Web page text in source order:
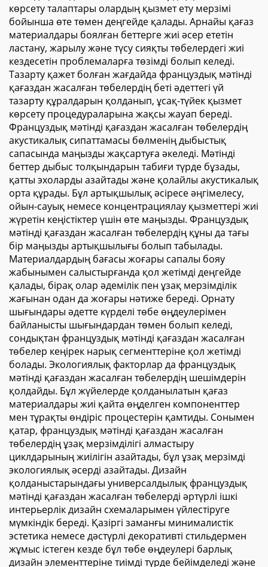
көрсету талаптары олардың қызмет ету мерзімі
бойынша өте төмен деңгейде қалады. Арнайы қағаз
материалдары боялған беттерге жиі әсер ететін
ластану, жарылу және түсу сияқты төбелердегі жиі
кездесетін проблемаларға төзімді болып келеді.
Тазарту қажет болған жағдайда француздық мәтінді
қағаздан жасалған төбелердің беті әдеттегі үй
тазарту құралдарын қолданып, ұсақ-түйек қызмет
көрсету процедураларына жақсы жауап береді.
Француздық мәтінді қағаздан жасалған төбелердің
акустикалық сипаттамасы бөлменің дыбыстық
сапасында маңызды жақсартуға әкеледі. Мәтінді
беттер дыбыс толқындарын табиғи түрде бұзады,
қатты эхоларды азайтады және қолайлы акустикалық
орта құрады. Бұл артықшылық әсіресе әңгімелесу,
ойын-сауық немесе концентрациялау қызметтері жиі
жүретін кеңістіктер үшін өте маңызды. Француздық
мәтінді қағаздан жасалған төбелердің құны да тағы
бір маңызды артықшылығы болып табылады.
Материалдардың бағасы жоғары сапалы бояу
жабынымен салыстырғанда қол жетімді деңгейде
қалады, бірақ олар әдемілік пен ұзақ мерзімділік
жағынан одан да жоғары нәтиже береді. Орнату
шығындары әдетте күрделі төбе өңдеулерімен
байланысты шығындардан төмен болып келеді,
сондықтан француздық мәтінді қағаздан жасалған
төбелер кеңірек нарық сегменттеріне қол жетімді
болады. Экологиялық факторлар да француздық
мәтінді қағаздан жасалған төбелердің шешімдерін
қолдайды. Бұл жүйелерде қолданылатын қағаз
материалдары жиі қайта өңделген компоненттер
мен тұрақты өндіріс процестерін қамтиды. Сонымен
қатар, француздық мәтінді қағаздан жасалған
төбелердің ұзақ мерзімділігі алмастыру
циклдарының жиілігін азайтады, бұл ұзақ мерзімді
экологиялық әсерді азайтады. Дизайн
қолданыстарындағы универсалдылық француздық
мәтінді қағаздан жасалған төбелерді әртүрлі ішкі
интерьерлік дизайн схемаларымен үйлестіруге
мүмкіндік береді. Қазіргі заманғы минималистік
эстетика немесе дәстүрлі декоративті стильдермен
жұмыс істеген кезде бұл төбе өңдеулері барлық
дизайн элементтеріне тиімді түрде бейімделеді және